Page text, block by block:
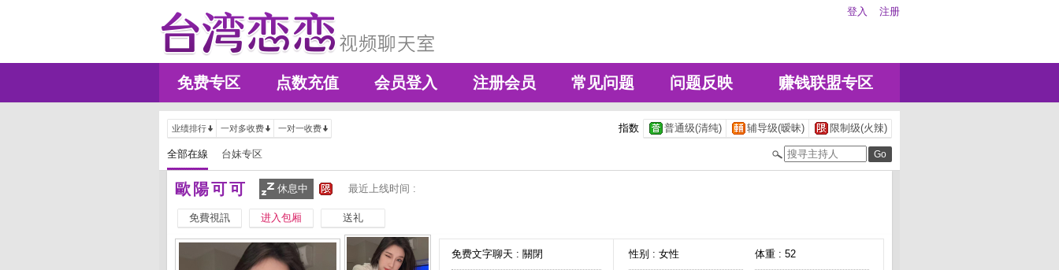
登入 注册
免费专区 点数充值 会员登入 注册会员 常见问题 问题反映 赚钱联盟专区
业绩排行 一对多收费 一对一收费 指数 普通级(清纯) 辅导级(暧昧) 限制级(火辣)
全部在線 台妹专区
歐陽可可 休息中 最近上线时间 :
免費視訊 进入包厢 送礼
免费文字聊天 : 關閉 性别 : 女性 体重 : 52